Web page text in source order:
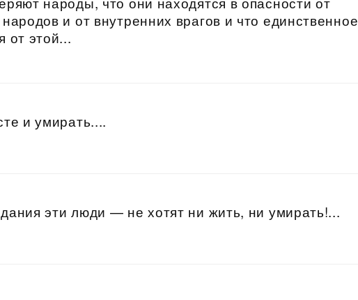
и от внутренних врагов и что единственное
от этой...
и умирать....
эти люди — не хотят ни жить, ни умирать!...